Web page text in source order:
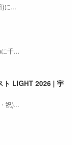
)に...
千...
ト LIGHT 2026 | 宇
祝)...